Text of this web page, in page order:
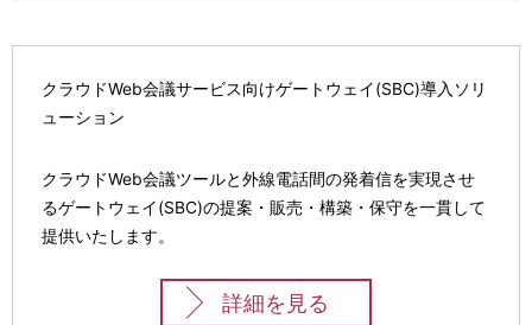
在
クラウドWeb会議サービス向けゲートウェイ(SBC)導入ソリ
ューション
クラウドWeb会議ツールと外線電話間の発着信を実現させ
るゲートウェイ(SBC)の提案・販売・構築・保守を一貫して
提供いたします。
詳細を見る